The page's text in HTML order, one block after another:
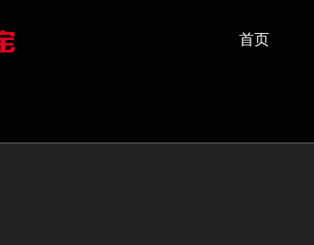
首页